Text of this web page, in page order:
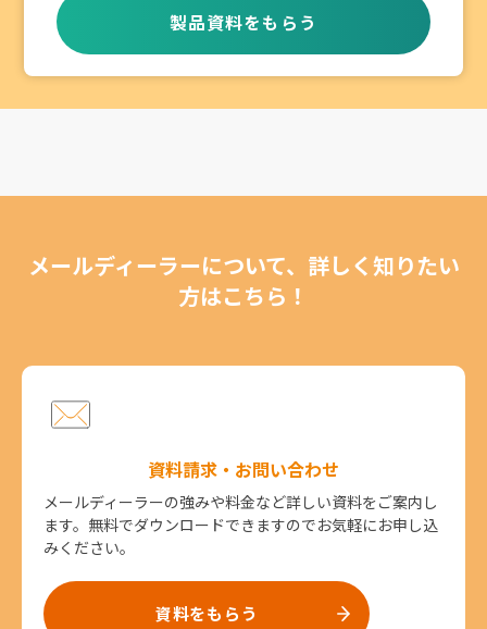
製品資料をもらう
メールディーラーについて、詳しく知りたい
方はこちら！
資料請求・お問い合わせ
メールディーラーの強みや料金など詳しい資料をご案内し
ます。無料でダウンロードできますのでお気軽にお申し込
みください。
資料をもらう